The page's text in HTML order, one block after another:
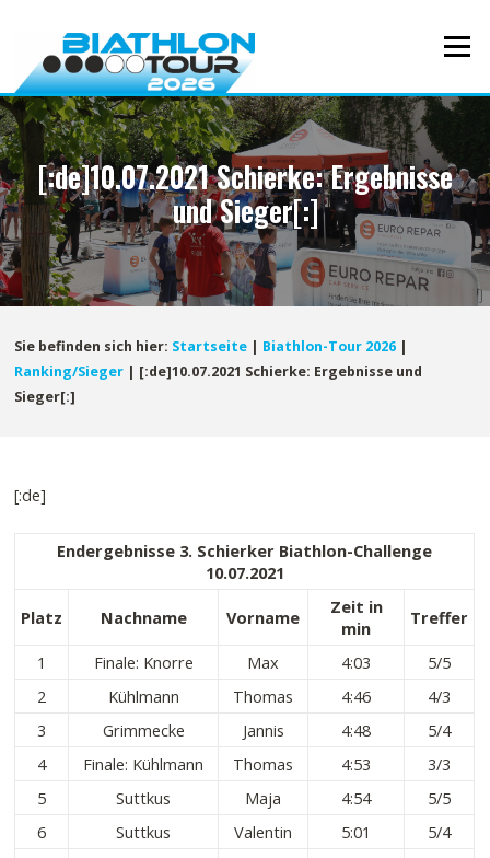
Inhalt
Menü
[:de]10.07.2021 Schierke: Ergebnisse
und Sieger[:]
Sie befinden sich hier: Startseite | Biathlon-Tour 2026 |
Ranking/Sieger | [:de]10.07.2021 Schierke: Ergebnisse und
Sieger[:]
[:de]
Endergebnisse 3. Schierker Biathlon-Challenge
10.07.2021
Platz Nachname Vorname
Zeit in
min
Treffer
1 Finale: Knorre Max 4:03
5/5
2
Kühlmann Thomas 4:46
4/3
3
Grimmecke Jannis 4:48
5/4
4
Finale: Kühlmann Thomas 4:53
3/3
5
Suttkus Maja 4:54
5/5
6
Suttkus Valentin 5:01
5/4